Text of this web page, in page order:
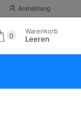
Anmeldung
0
Warenkorb
Leeren